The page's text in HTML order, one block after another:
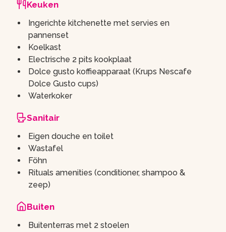
Keuken
Ingerichte kitchenette met servies en
pannenset
Koelkast
Electrische 2 pits kookplaat
Dolce gusto koffieapparaat (Krups Nescafe
Dolce Gusto cups)
Waterkoker
Sanitair
Eigen douche en toilet
Wastafel
Föhn
Rituals amenities (conditioner, shampoo &
zeep)
Buiten
Buitenterras met 2 stoelen